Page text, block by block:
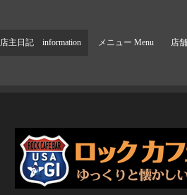
店主日記 information メニュー Menu 店